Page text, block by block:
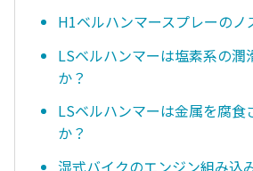
H1ベルハンマースプレーのノ
LSベルハンマーは塩素系の潤
か？
LSベルハンマーは金属を腐食
か？